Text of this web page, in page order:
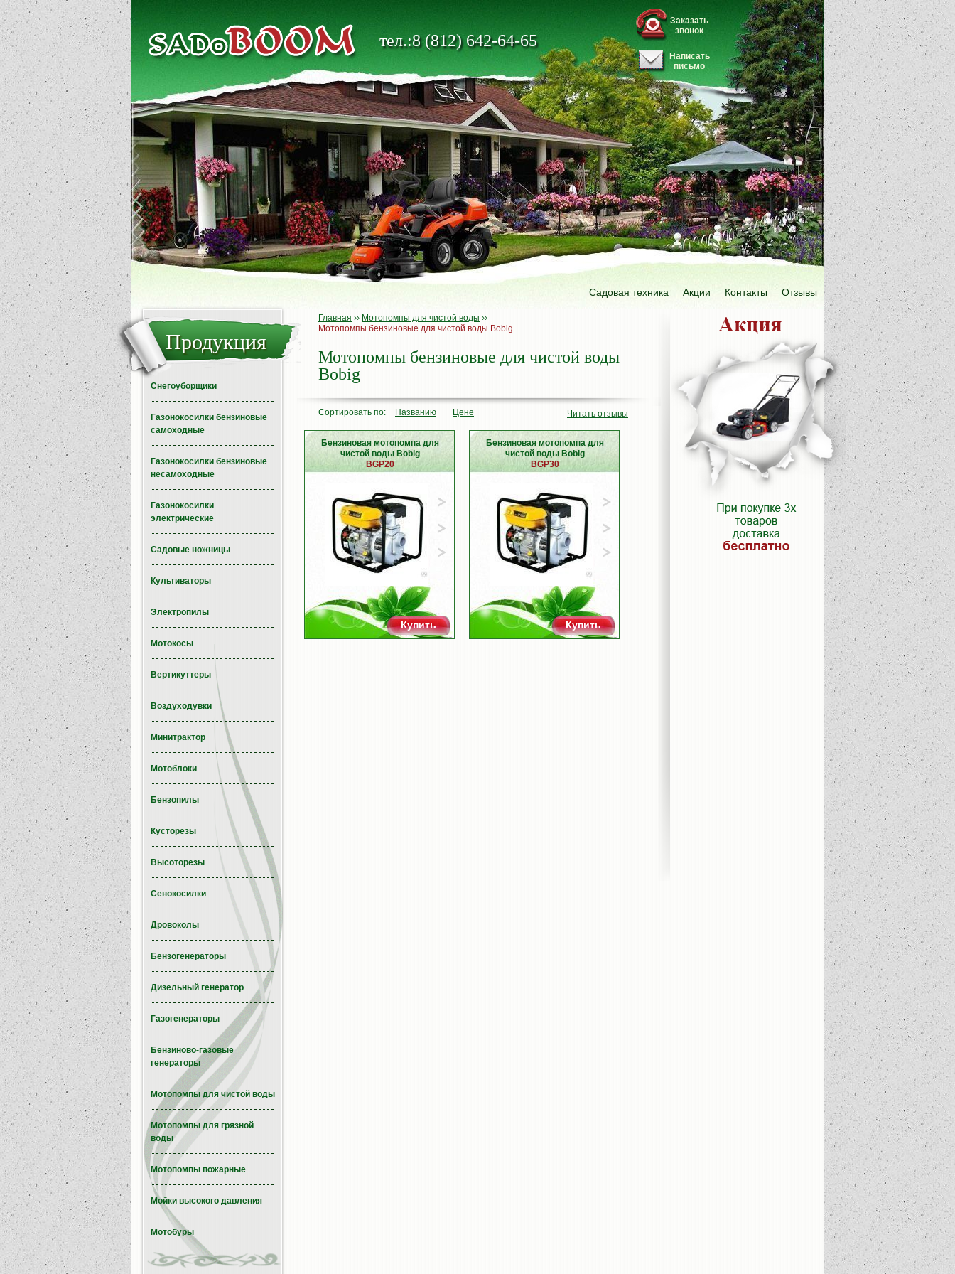
тел.:8 (812) 642-64-65
Заказать
звонок
Написать
письмо
Садовая техника Акции Контакты Отзывы
Главная ›› Мотопомпы для чистой воды ››
Мотопомпы бензиновые для чистой воды Bobig
Мотопомпы бензиновые для чистой воды
Bobig
Сортировать по: Названию Цене Читать отзывы
Бензиновая мотопомпа для
чистой воды Bobig
BGP20
Купить
Бензиновая мотопомпа для
чистой воды Bobig
BGP30
Купить
Продукция
Снегоуборщики
Газонокосилки бензиновые
самоходные
Газонокосилки бензиновые
несамоходные
Газонокосилки
электрические
Садовые ножницы
Культиваторы
Электропилы
Мотокосы
Вертикуттеры
Воздуходувки
Минитрактор
Мотоблоки
Бензопилы
Кусторезы
Высоторезы
Сенокосилки
Дровоколы
Бензогенераторы
Дизельный генератор
Газогенераторы
Бензиново-газовые
генераторы
Мотопомпы для чистой воды
Мотопомпы для грязной
воды
Мотопомпы пожарные
Мойки высокого давления
Мотобуры